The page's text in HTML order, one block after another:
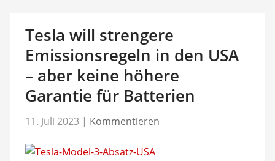
Tesla will strengere
Emissionsregeln in den USA
– aber keine höhere
Garantie für Batterien
11. Juli 2023 | Kommentieren